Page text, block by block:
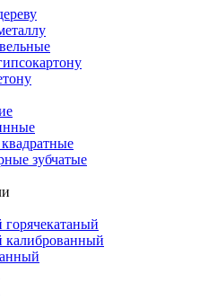
зубчатые
горячекатаный
калиброванный